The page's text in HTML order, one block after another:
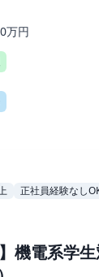
万円
正社員経験なし
】機電系学